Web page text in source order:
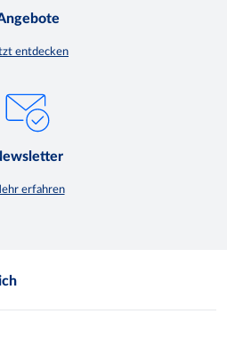
entdecken
erfahren